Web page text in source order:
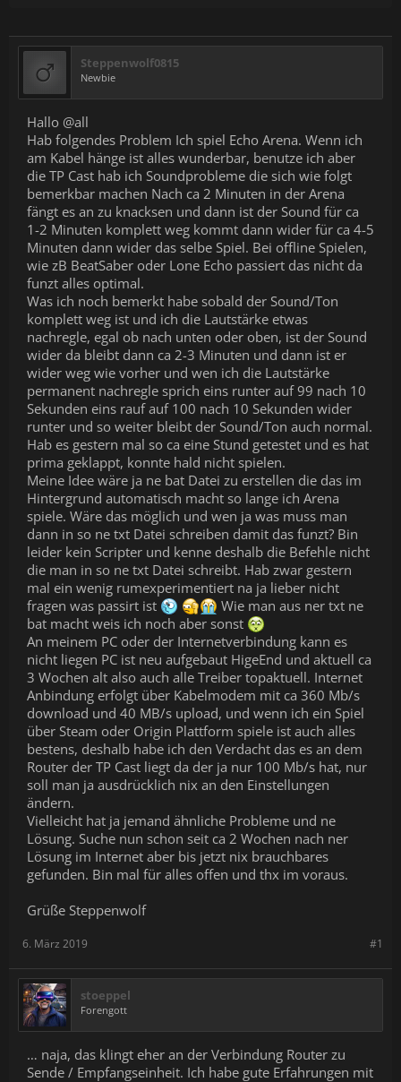
Steppenwolf0815
Newbie
Hallo @all
Hab folgendes Problem Ich spiel Echo Arena. Wenn ich
am Kabel hänge ist alles wunderbar, benutze ich aber
die TP Cast hab ich Soundprobleme die sich wie folgt
bemerkbar machen Nach ca 2 Minuten in der Arena
fängt es an zu knacksen und dann ist der Sound für ca
1-2 Minuten komplett weg kommt dann wider für ca 4-5
Minuten dann wider das selbe Spiel. Bei offline Spielen,
wie zB BeatSaber oder Lone Echo passiert das nicht da
funzt alles optimal.
Was ich noch bemerkt habe sobald der Sound/Ton
komplett weg ist und ich die Lautstärke etwas
nachregle, egal ob nach unten oder oben, ist der Sound
wider da bleibt dann ca 2-3 Minuten und dann ist er
wider weg wie vorher und wen ich die Lautstärke
permanent nachregle sprich eins runter auf 99 nach 10
Sekunden eins rauf auf 100 nach 10 Sekunden wider
runter und so weiter bleibt der Sound/Ton auch normal.
Hab es gestern mal so ca eine Stund getestet und es hat
prima geklappt, konnte hald nicht spielen.
Meine Idee wäre ja ne bat Datei zu erstellen die das im
Hintergrund automatisch macht so lange ich Arena
spiele. Wäre das möglich und wen ja was muss man
dann in so ne txt Datei schreiben damit das funzt? Bin
leider kein Scripter und kenne deshalb die Befehle nicht
die man in so ne txt Datei schreibt. Hab zwar gestern
mal ein wenig rumexperimentiert na ja lieber nicht
fragen was passirt ist
Wie man aus ner txt ne
bat macht weis ich noch aber sonst
An meinem PC oder der Internetverbindung kann es
nicht liegen PC ist neu aufgebaut HigeEnd und aktuell ca
3 Wochen alt also auch alle Treiber topaktuell. Internet
Anbindung erfolgt über Kabelmodem mit ca 360 Mb/s
download und 40 MB/s upload, und wenn ich ein Spiel
über Steam oder Origin Plattform spiele ist auch alles
bestens, deshalb habe ich den Verdacht das es an dem
Router der TP Cast liegt da der ja nur 100 Mb/s hat, nur
soll man ja ausdrücklich nix an den Einstellungen
ändern.
Vielleicht hat ja jemand ähnliche Probleme und ne
Lösung. Suche nun schon seit ca 2 Wochen nach ner
Lösung im Internet aber bis jetzt nix brauchbares
gefunden. Bin mal für alles offen und thx im voraus.
Grüße Steppenwolf
#1
6. März 2019
stoeppel
Forengott
… naja, das klingt eher an der Verbindung Router zu
Sende / Empfangseinheit. Ich habe gute Erfahrungen mit